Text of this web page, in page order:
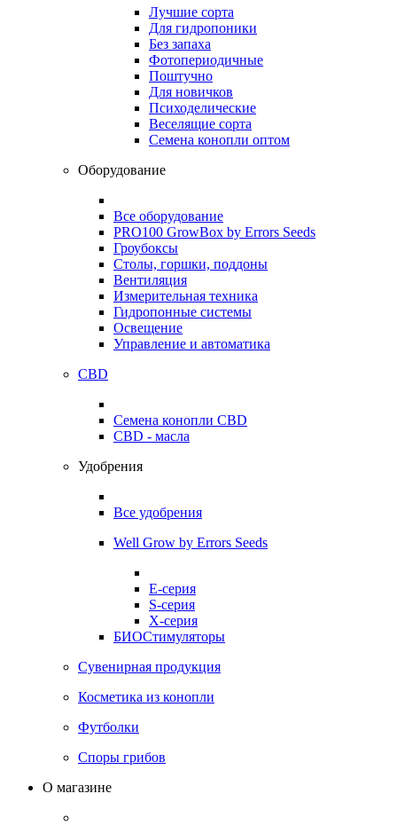
Лучшие сорта
Для гидропоники
Без запаха
Фотопериодичные
Поштучно
Для новичков
Психоделические
Веселящие сорта
Семена конопли оптом
Оборудование
Все оборудование
PRO100 GrowBox by Errors Seeds
Гроубоксы
Столы, горшки, поддоны
Вентиляция
Измерительная техника
Гидропонные системы
Освещение
Управление и автоматика
CBD
Семена конопли CBD
CBD - масла
Удобрения
Все удобрения
Well Grow by Errors Seeds
E-серия
S-серия
X-серия
БИОСтимуляторы
Сувенирная продукция
Косметика из конопли
Футболки
Споры грибов
О магазине